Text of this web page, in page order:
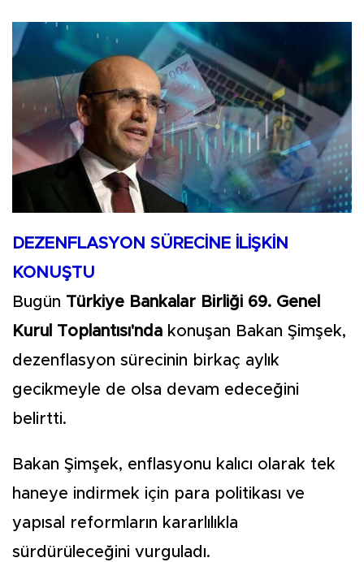
DEZENFLASYON SÜRECİNE İLİŞKİN
KONUŞTU
Bugün Türkiye Bankalar Birliği 69. Genel
Kurul Toplantısı'nda konuşan Bakan Şimşek,
dezenflasyon sürecinin birkaç aylık
gecikmeyle de olsa devam edeceğini
belirtti.
Bakan Şimşek, enflasyonu kalıcı olarak tek
haneye indirmek için para politikası ve
yapısal reformların kararlılıkla
sürdürüleceğini vurguladı.